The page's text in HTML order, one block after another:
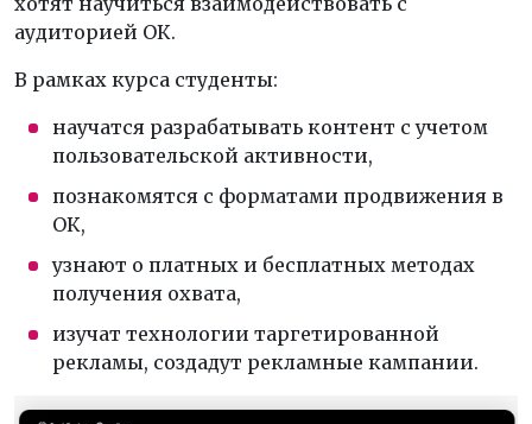
аудиторией ОК.
В рамках курса студенты:
научатся разрабатывать контент с учетом
пользовательской активности,
познакомятся с форматами продвижения в
ОК,
узнают о платных и бесплатных методах
получения охвата,
изучат технологии таргетированной
рекламы, создадут рекламные кампании.